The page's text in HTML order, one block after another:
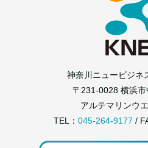
神奈川ニュービジネ
〒231-0028 横浜
アルテマリンウ
TEL： 045-264-9177 /